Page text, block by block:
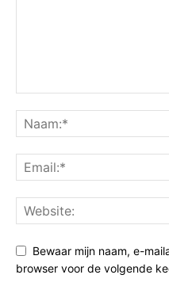
Bewaar mijn naam, e-
browser voor de volgende